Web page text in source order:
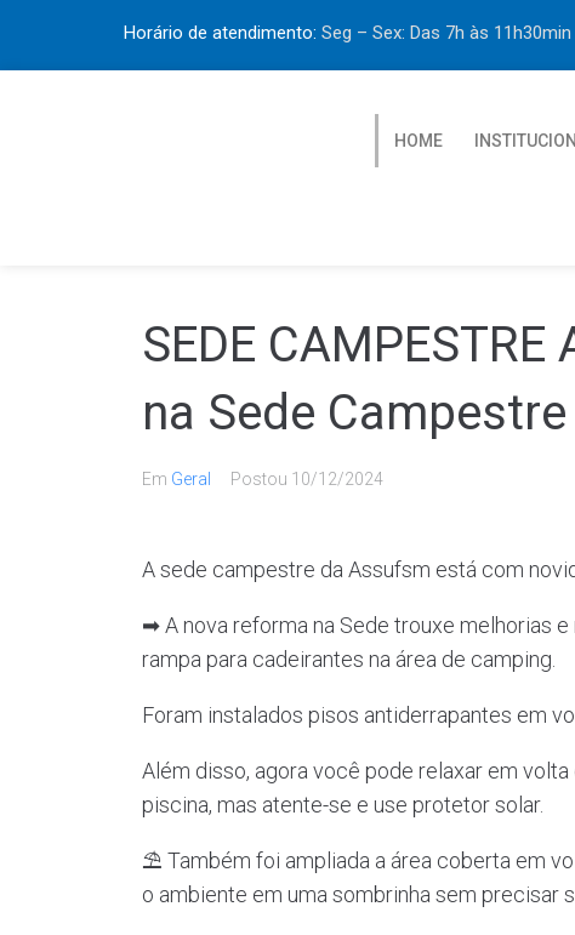
Horário de atendimento: Seg – Sex: Das 7h às
HOME
SEDE
na Sede
Em Geral Postou 10/12/2024
A sede campestre da Assufsm está com
➡ A nova reforma na Sede trouxe melhorias
rampa para cadeirantes na área de camping.
Foram instalados pisos antiderrapantes em
Além disso, agora você pode relaxar em
piscina, mas atente-se e use protetor solar.
⛱ Também foi ampliada a área coberta em
o ambiente em uma sombrinha sem precisar